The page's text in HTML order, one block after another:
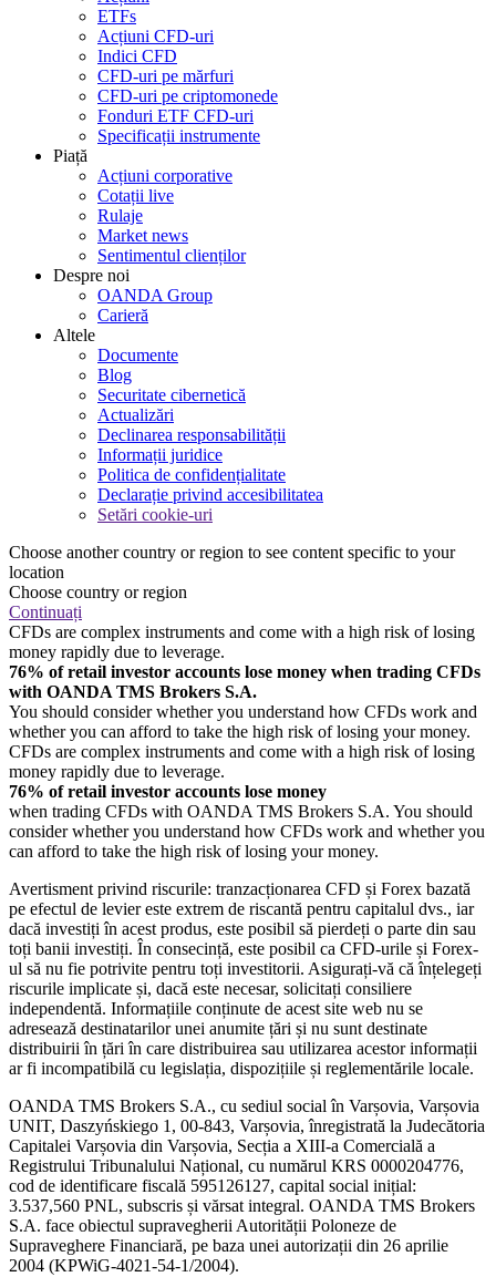
ETFs
Acțiuni CFD-uri
Indici CFD
CFD-uri pe mărfuri
CFD-uri pe criptomonede
Fonduri ETF CFD-uri
Specificații instrumente
Piață
Acțiuni corporative
Cotații live
Rulaje
Market news
Sentimentul clienților
Despre noi
OANDA Group
Carieră
Altele
Documente
Blog
Securitate cibernetică
Actualizări
Declinarea responsabilității
Informații juridice
Politica de confidențialitate
Declarație privind accesibilitatea
Setări cookie-uri
Choose another country or region to see content specific to your
location
Choose country or region
Continuați
CFDs are complex instruments and come with a high risk of losing
money rapidly due to leverage.
76% of retail investor accounts lose money when trading CFDs
with OANDA TMS Brokers S.A.
You should consider whether you understand how CFDs work and
whether you can afford to take the high risk of losing your money.
CFDs are complex instruments and come with a high risk of losing
money rapidly due to leverage.
76% of retail investor accounts lose money
when trading CFDs with OANDA TMS Brokers S.A. You should
consider whether you understand how CFDs work and whether you
can afford to take the high risk of losing your money.
Avertisment privind riscurile: tranzacționarea CFD și Forex bazată
pe efectul de levier este extrem de riscantă pentru capitalul dvs., iar
dacă investiți în acest produs, este posibil să pierdeți o parte din sau
toți banii investiți. În consecință, este posibil ca CFD-urile și Forex-
ul să nu fie potrivite pentru toți investitorii. Asigurați-vă că înțelegeți
riscurile implicate și, dacă este necesar, solicitați consiliere
independentă. Informațiile conținute de acest site web nu se
adresează destinatarilor unei anumite țări și nu sunt destinate
distribuirii în țări în care distribuirea sau utilizarea acestor informații
ar fi incompatibilă cu legislația, dispozițiile și reglementările locale.
OANDA TMS Brokers S.A., cu sediul social în Varșovia, Varșovia
UNIT, Daszyńskiego 1, 00-843, Varșovia, înregistrată la Judecătoria
Capitalei Varșovia din Varșovia, Secția a XIII-a Comercială a
Registrului Tribunalului Național, cu numărul KRS 0000204776,
cod de identificare fiscală 595126127, capital social inițial:
3.537,560 PNL, subscris și vărsat integral. OANDA TMS Brokers
S.A. face obiectul supravegherii Autorității Poloneze de
Supraveghere Financiară, pe baza unei autorizații din 26 aprilie
2004 (KPWiG-4021-54-1/2004).